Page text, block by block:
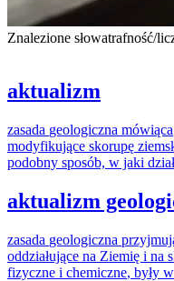
Znalezione słowatrafność/
aktualizm
zasada geologiczna mówiąca
modyfikujące skorupę
podobny sposób, w jaki
aktualizm
zasada geologiczna
oddziałujące na Ziemię i na
fizyczne i chemiczne, były